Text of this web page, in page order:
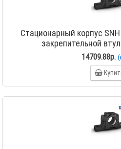
Стационарный корпус
закрепительной
14709.88р.